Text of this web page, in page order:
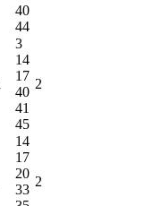
40
44
3
14
17
40
41
45
2
14
17
20
33
2